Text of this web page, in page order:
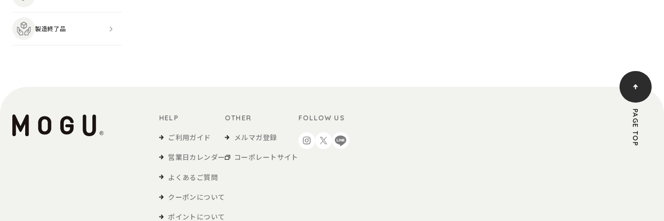
製造終了品
HELP
ご利用ガイド
営業日カレンダー
よくあるご質問
クーポンについて
ポイントについて
OTHER
メルマガ登録
コーポレートサイト
FOLLOW US PAGE TOP